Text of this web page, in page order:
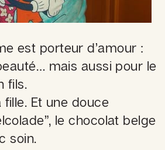
est porteur d’amour :
mais aussi pour le
fils.
fille. Et une douce
le chocolat belge
soin.